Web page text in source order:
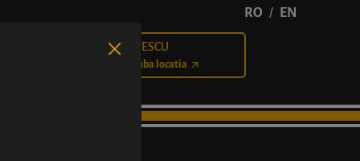
BĂLCESCU
Schimba locatia
RO / EN